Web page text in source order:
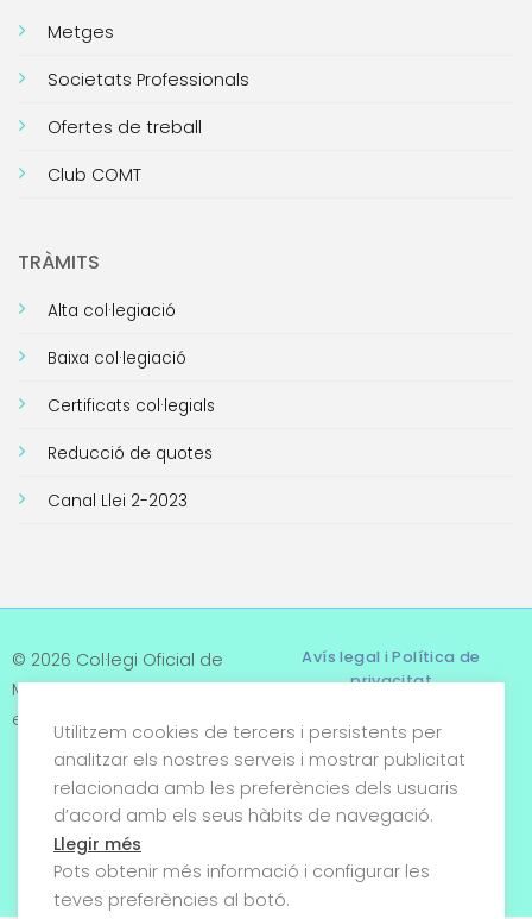
Metges
Societats Professionals
Ofertes de treball
Club COMT
TRÀMITS
Alta col·legiació
Baixa col·legiació
Certificats col·legials
Reducció de quotes
Canal Llei 2-2023
© 2026 Col·legi Oficial de
Metges de Tarragona. Tots
els drets reservats
Avís legal i Política de
privacitat
Termes i condicions
Política de cookies
Utilitzem cookies de tercers i persistents per
analitzar els nostres serveis i mostrar publicitat
relacionada amb les preferències dels usuaris
d’acord amb els seus hàbits de navegació.
Llegir més
Pots obtenir més informació i configurar les
teves preferències al botó.